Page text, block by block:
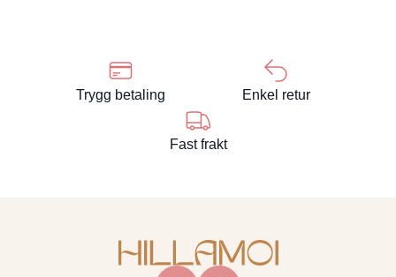
Trygg betaling Enkel retur
Fast frakt